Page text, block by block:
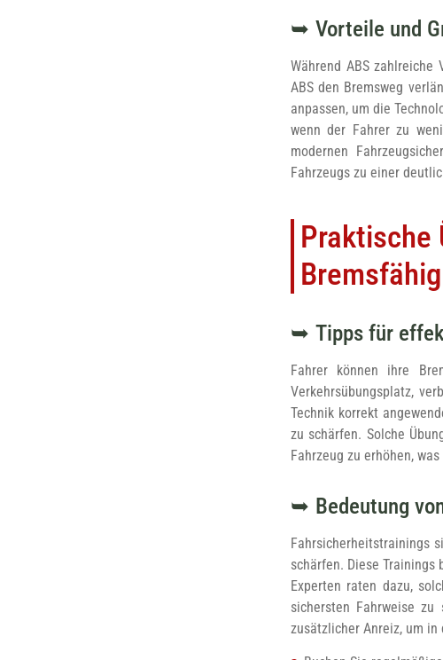
Vorteile und
Während ABS
ABS den Bremsweg
anpassen, um die
wenn der Fahrer zu
modernen
Fahrzeugs zu einer
Praktische
Tipps für
Fahrer können ihre
Verkehrsübungsplatz,
Technik korrekt
zu schärfen. Solche
Fahrzeug zu erhöhen,
Bedeutung
Fahrsicherheitstrainings
schärfen. Diese Trainings
Experten raten dazu,
sichersten Fahrweise
zusätzlicher Anreiz, um